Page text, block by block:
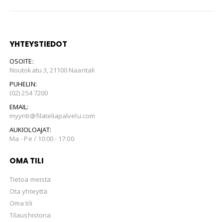
YHTEYSTIEDOT
OSOITE:
Noutokatu 3, 21100 Naantali
PUHELIN:
(02) 254 7200
EMAIL:
myynti@filateliapalvelu.com
AUKIOLOAJAT:
Ma - Pe / 10:00 - 17:00
OMA TILI
Tietoa meistä
Ota yhteyttä
Oma tili
Tilaushistoria